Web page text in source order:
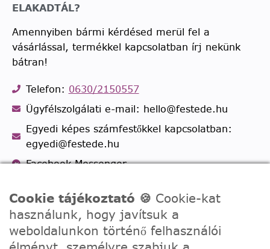
ELAKADTÁL?
Amennyiben bármi kérdésed merül fel a
vásárlással, termékkel kapcsolatban írj nekünk
bátran!
Telefon: 0630/2150557
Ügyfélszolgálati e-mail: hello@festede.hu
Egyedi képes számfestőkkel kapcsolatban:
egyedi@festede.hu
Facebook Messenger
Cookie tájékoztató 🍪 Cookie-kat
használunk, hogy javítsuk a
weboldalunkon történő felhasználói